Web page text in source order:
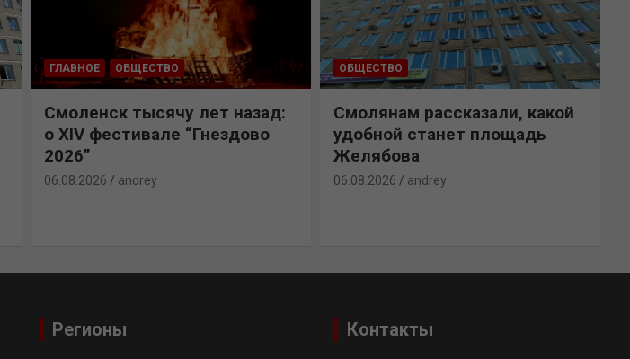
ГЛАВНОЕ ОБЩЕСТВО
Смоленск тысячу лет назад:
о XIV фестивале “Гнездово
2026”
06.08.2026 andrey
ОБЩЕСТВО
Смолянам рассказали, какой
удобной станет площадь
Желябова
06.08.2026 andrey
Регионы Контакты